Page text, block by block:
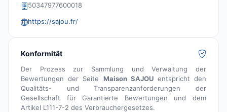
50347977600018
https://sajou.fr/
Konformität
Der Prozess zur Sammlung und Verwaltung der
Bewertungen der Seite Maison SAJOUentspricht den
Qualitäts- und Transparenzanforderungen der
Gesellschaft für Garantierte Bewertungen und dem
Artikel L111-7-2 des Verbrauchergesetzes.